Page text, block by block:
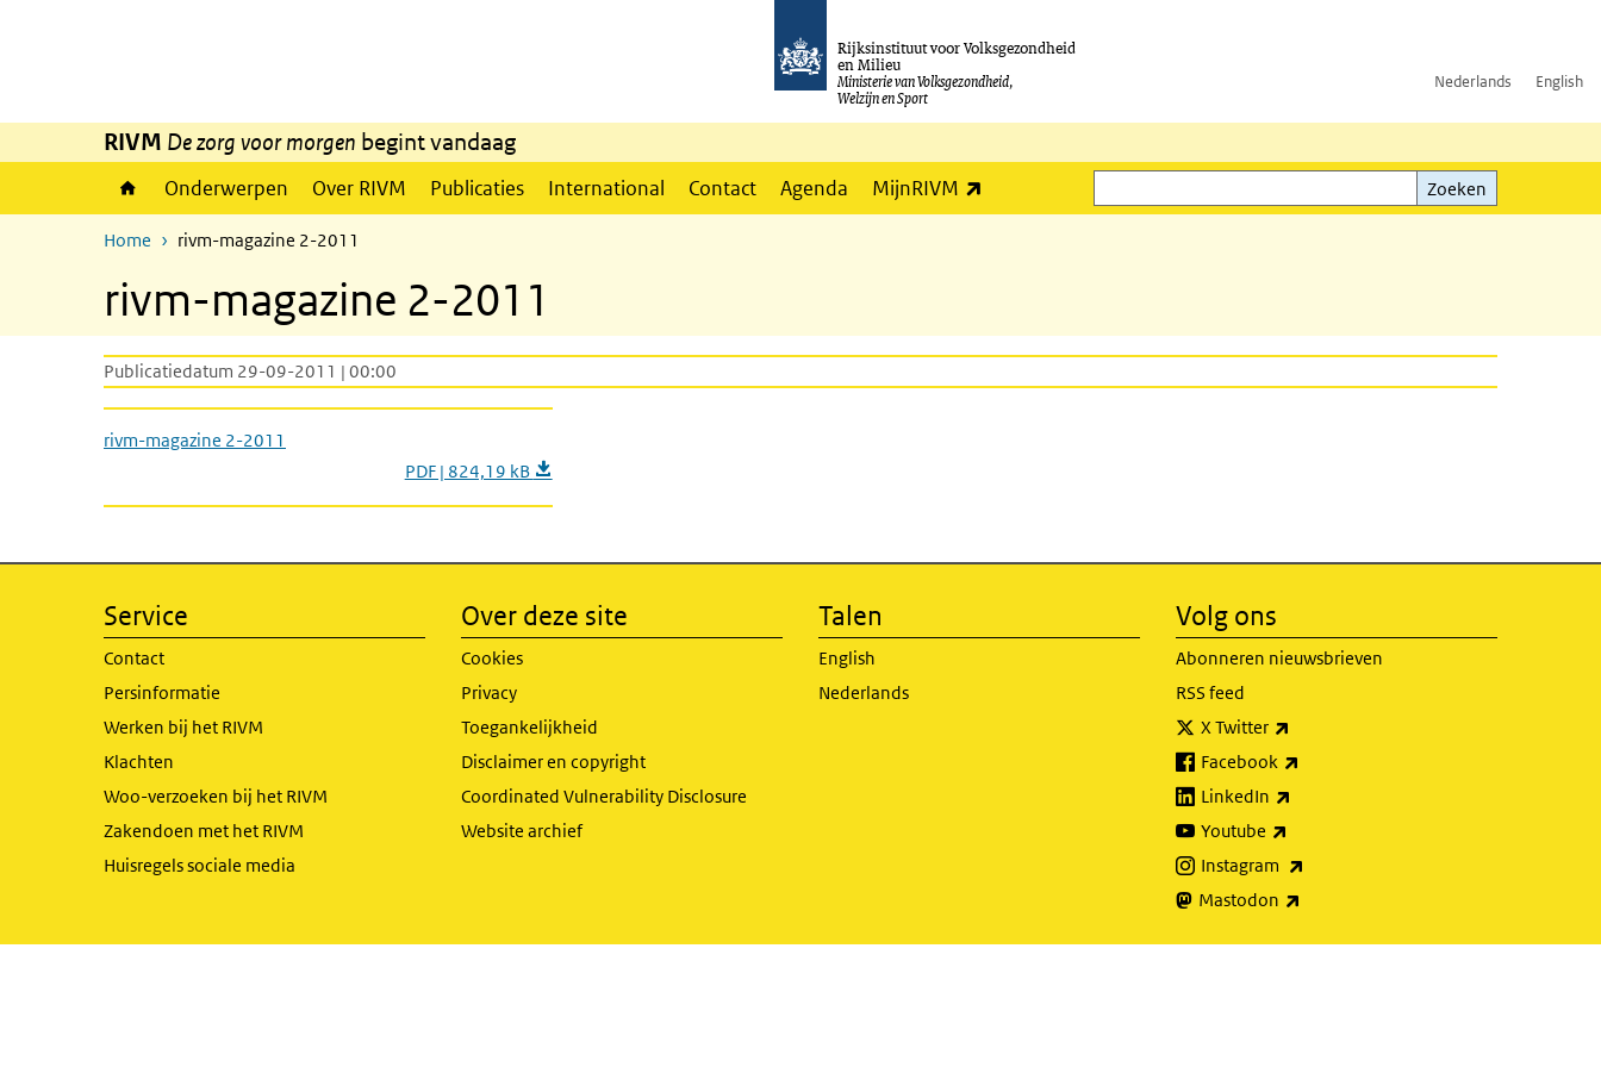
Rijksinstituut voor Volksgezondheid
en Milieu
Ministerie van Volksgezondheid,
Welzijn en Sport
Nederlands English
RIVM De zorg voor morgen begint vandaag
Onderwerpen Over RIVM Publicaties International Contact Agenda MijnRIVM
Zoeken
Zoeken
Home rivm-magazine 2-2011
rivm-magazine 2-2011
Publicatiedatum 29-09-2011 | 00:00
rivm-magazine 2-2011
PDF | 824,19 kB
Service
Contact
Persinformatie
Werken bij het RIVM
Klachten
Woo-verzoeken bij het RIVM
Zakendoen met het RIVM
Huisregels sociale media
Over deze site
Cookies
Privacy
Toegankelijkheid
Disclaimer en copyright
Coordinated Vulnerability Disclosure
Website archief
Talen
English
Nederlands
Volg ons
Abonneren nieuwsbrieven
RSS feed
X Twitter
Facebook
LinkedIn
Youtube
Instagram
Mastodon